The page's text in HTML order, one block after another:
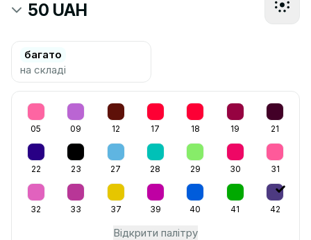
50 UAH
багато
на складі
05 09 12 17 18 19 21
22 23 27 28 29 30 31
32 33 37 39 40 41 42
Відкрити палітру